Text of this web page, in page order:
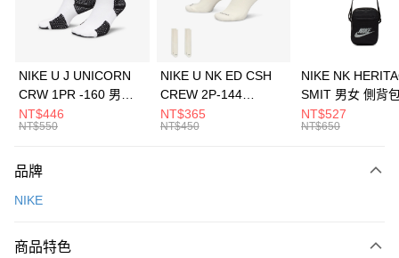
華南商業銀行
彰化商業銀行
上海商業儲蓄銀行
元大商業銀行
台灣樂天信用卡公司
Apple Pay
全盈+PAY
AFTEE先享後付
【關於「AFTEE先享後付」】
便利好安心！
３．安心：先確認商品／服務後，再付款。
運送方式
每筆NT$100，滿NT$1,500(含以上)免運費
NIKE U J UNICORN
CRW 1PR -160 男女
中統襪 FZ3393100
NT$446
NT$550
NIKE U NK ED CSH
CREW 2P-144
EMBRDY 男女 短統襪
FZ3073133
NT$365
NT$450
NIKE NK
SMIT 男女 側背
BA5871010
NT$527
NT$650
品牌
NIKE
商品特色